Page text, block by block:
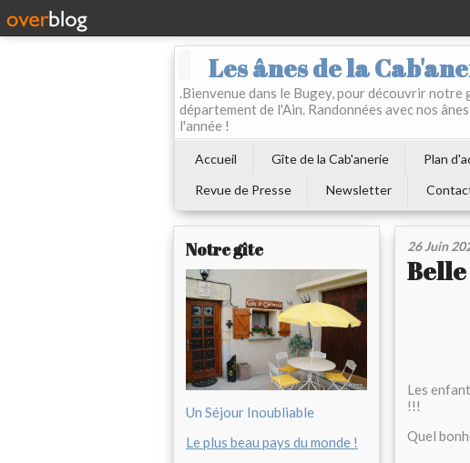
Les ânes de la
.Bienvenue dans le Bugey, pour découvrir
département de l'Ain. Randonnées avec nos
l'année !
Accueil Gîte de la Cab'anerie Plan
Revue de Presse
Newsletter
Notre gîte
Un Séjour Inoubliable
Le plus beau pays du monde !
26 Juin
Les
!!!
Quel